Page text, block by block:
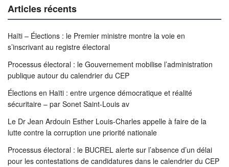
Articles récents
Haïti – Élections : le Premier ministre montre la voie en
s’inscrivant au registre électoral
Processus électoral : le Gouvernement mobilise l’administration
publique autour du calendrier du CEP
Élections en Haïti : entre urgence démocratique et réalité
sécuritaire – par Sonet Saint-Louis av
Le Dr Jean Ardouin Esther Louis-Charles appelle à faire de la
lutte contre la corruption une priorité nationale
Processus électoral : le BUCREL alerte sur l’absence d’un délai
pour les contestations de candidatures dans le calendrier du CEP